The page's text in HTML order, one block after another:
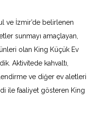
ve İzmir’de belirlenen
sunmayı amaçlayan,
olan King Küçük Ev
Aktivitede kahvaltı,
ve diğer ev aletleri
ile faaliyet gösteren King